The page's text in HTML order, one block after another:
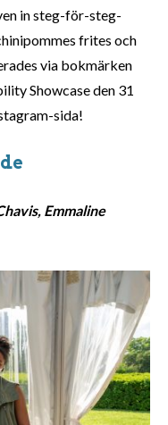
in steg-för-steg-
frites och
via bokmärken
Showcase den 31
sida!
Emmaline